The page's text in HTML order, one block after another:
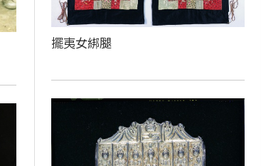
擺夷女綁腿